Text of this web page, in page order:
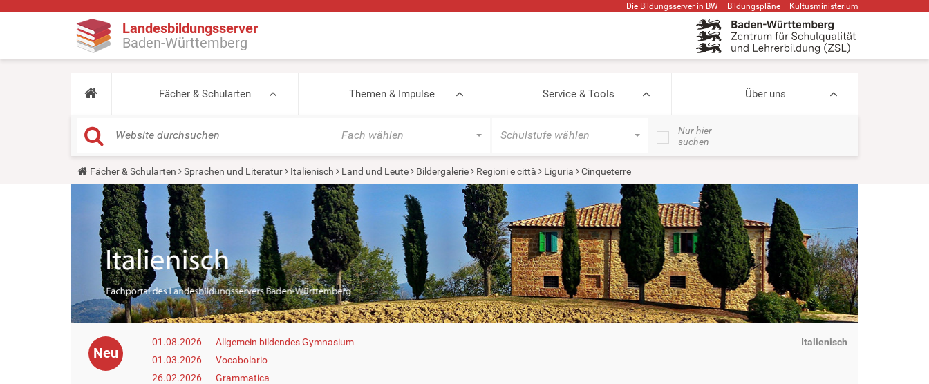
Die Bildungsserver in BW Bildungspläne Kultusministerium
Landesbildungsserver
Baden-Württemberg
Fächer & Schularten Themen & Impulse Service & Tools Über uns
Fach wählen Schulstufe wählen
Nur hier
suchen
Y
o
Fächer & Schularten Sprachen und Literatur Italienisch Land und Leute Bildergalerie Regioni e città Liguria Cinqueterre
Neu
01.08.2026
Allgemein bildendes Gymnasium
01.03.2026
Vocabolario
26.02.2026
Grammatica
Italienisch